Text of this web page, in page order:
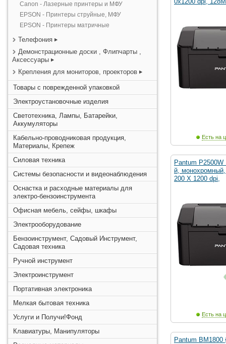
Canon - Лазерные принтеры и МФУ
EPSON - Принтеры струйные, МФУ
EPSON - Принтеры матричные
Телефония
Демонстрационные доски , Флипчарты ,
Аксессуары
Крепления для мониторов, проекторов
Товары с поврежденной упаковкой
Электроустановочные изделия
Светотехника, Лампы, Батарейки,
Аккумуляторы
Кабельно-проводниковая продукция,
Материалы, Крепеж
Силовая техника
Системы безопасности и видеонаблюдения
Оснастка и расходные материалы для
электро-бензоинструмента
Офисная мебель, сейфы, шкафы
Электрооборудование
Бензоинструмент, Садовый Инструмент,
Садовая техника
Ручной инструмент
Электроинструмент
Портативная электроника
Мелкая бытовая техника
Услуги и Получи!Фонд
Клавиатуры, Манипуляторы
Есть на
Pantum
й,
200 X 1200 dpi,
Есть на
Pantum